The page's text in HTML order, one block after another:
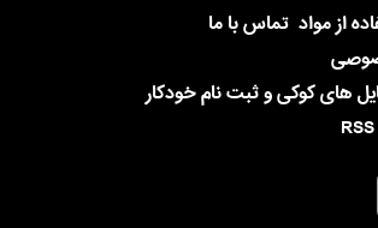
از مواد تماس با ما
های کوکی و ثبت نام خودکار
RSS